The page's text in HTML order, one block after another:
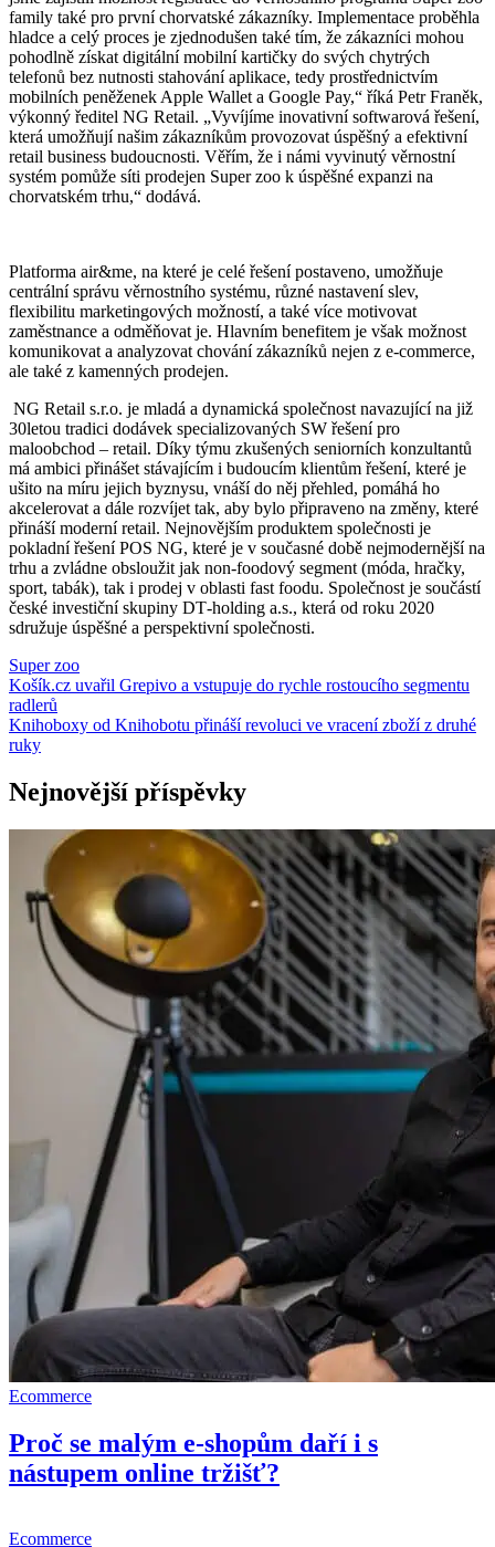
family také pro první chorvatské zákazníky. Implementace proběhla
hladce a celý proces je zjednodušen také tím, že zákazníci mohou
pohodlně získat digitální mobilní kartičky do svých chytrých
telefonů bez nutnosti stahování aplikace, tedy prostřednictvím
mobilních peněženek Apple Wallet a Google Pay,“ říká Petr Franěk,
výkonný ředitel NG Retail. „Vyvíjíme inovativní softwarová řešení,
která umožňují našim zákazníkům provozovat úspěšný a efektivní
retail business budoucnosti. Věřím, že i námi vyvinutý věrnostní
systém pomůže síti prodejen Super zoo k úspěšné expanzi na
chorvatském trhu,“ dodává.
Platforma air&me, na které je celé řešení postaveno, umožňuje
centrální správu věrnostního systému, různé nastavení slev,
flexibilitu marketingových možností, a také více motivovat
zaměstnance a odměňovat je. Hlavním benefitem je však možnost
komunikovat a analyzovat chování zákazníků nejen z e-commerce,
ale také z kamenných prodejen.
NG Retail s.r.o. je mladá a dynamická společnost navazující na již
30letou tradici dodávek specializovaných SW řešení pro
maloobchod – retail. Díky týmu zkušených seniorních konzultantů
má ambici přinášet stávajícím i budoucím klientům řešení, které je
ušito na míru jejich byznysu, vnáší do něj přehled, pomáhá ho
akcelerovat a dále rozvíjet tak, aby bylo připraveno na změny, které
přináší moderní retail. Nejnovějším produktem společnosti je
pokladní řešení POS NG, které je v současné době nejmodernější na
trhu a zvládne obsloužit jak non-foodový segment (móda, hračky,
sport, tabák), tak i prodej v oblasti fast foodu. Společnost je součástí
české investiční skupiny DT‑holding a.s., která od roku 2020
sdružuje úspěšné a perspektivní společnosti.
Super zoo
Navigace
pro
příspěvek
Košík.cz uvařil Grepivo a vstupuje do rychle rostoucího segmentu
radlerů
Knihoboxy od Knihobotu přináší revoluci ve vracení zboží z druhé
ruky
Nejnovější příspěvky
Ecommerce
Proč se malým e-shopům daří i s
nástupem online tržišť?
Ecommerce